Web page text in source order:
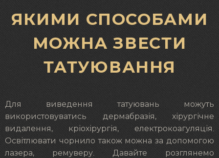
ЯКИМИ СПОСОБАМИ
МОЖНА ЗВЕСТИ
ТАТУЮВАННЯ
Для виведення татуювань можуть
використовуватись дермабразія, хірургічне
видалення, кріохірургія, електрокоагуляція.
Освітлювати чорнило також можна за допомогою
лазера, ремуверу. Давайте розглянемо